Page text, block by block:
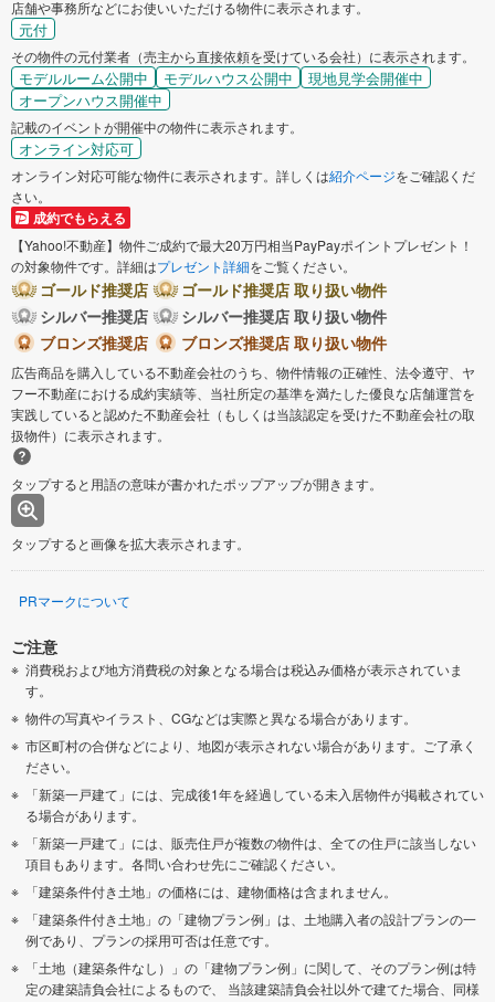
店舗や事務所などにお使いいただける物件に表示されます。
元付
その物件の元付業者（売主から直接依頼を受けている会社）に表示されます。
モデルルーム公開中 モデルハウス公開中
現地見学会開催中
オープンハウス開催中
記載のイベントが開催中の物件に表示されます。
オンライン対応可
オンライン対応可能な物件に表示されます。詳しくは紹介ページをご確認くだ
さい。
成約でもらえる
【Yahoo!不動産】物件ご成約で最大20万円相当PayPayポイントプレゼント！
の対象物件です。詳細はプレゼント詳細をご覧ください。
ゴールド推奨店
ゴールド推奨店 取り扱い物件
シルバー推奨店
シルバー推奨店 取り扱い物件
ブロンズ推奨店
ブロンズ推奨店 取り扱い物件
広告商品を購入している不動産会社のうち、物件情報の正確性、法令遵守、ヤ
フー不動産における成約実績等、当社所定の基準を満たした優良な店舗運営を
実践していると認めた不動産会社（もしくは当該認定を受けた不動産会社の取
扱物件）に表示されます。
タップすると用語の意味が書かれたポップアップが開きます。
タップすると画像を拡大表示されます。
PRマークについて
ご注意
消費税および地方消費税の対象となる場合は税込み価格が表示されていま
す。
物件の写真やイラスト、CGなどは実際と異なる場合があります。
市区町村の合併などにより、地図が表示されない場合があります。ご了承く
ださい。
「新築一戸建て」には、完成後1年を経過している未入居物件が掲載されてい
る場合があります。
「新築一戸建て」には、販売住戸が複数の物件は、全ての住戸に該当しない
項目もあります。各問い合わせ先にご確認ください。
「建築条件付き土地」の価格には、建物価格は含まれません。
「建築条件付き土地」の「建物プラン例」は、土地購入者の設計プランの一
例であり、プランの採用可否は任意です。
「土地（建築条件なし）」の「建物プラン例」に関して、そのプラン例は特
定の建築請負会社によるもので、 当該建築請負会社以外で建てた場合、同様